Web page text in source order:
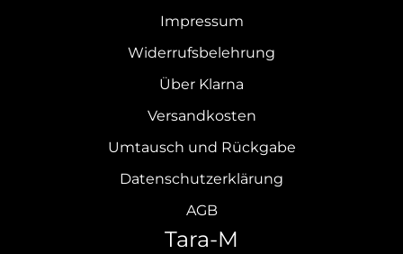
Impressum
Widerrufsbelehrung
Über Klarna
Versandkosten
Umtausch und Rückgabe
Datenschutzerklärung
AGB
Tara-M